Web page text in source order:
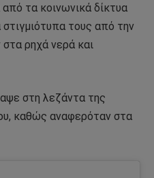
τα κοινωνικά δίκτυα
στιγμιότυπα τους από την
ρηχά νερά και
στη λεζάντα της
καθώς αναφερόταν στα